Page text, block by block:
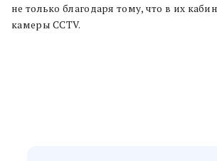
не только благодаря тому, что в их
камеры CCTV.